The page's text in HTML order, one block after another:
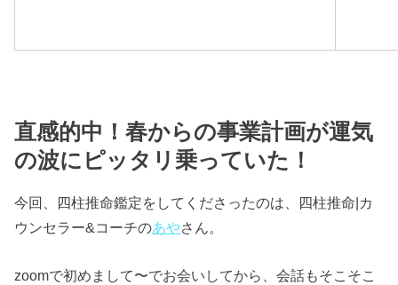
直感的中！春からの事業計画が運気
の波にピッタリ乗っていた！
今回、四柱推命鑑定をしてくださったのは、四柱推命|カ
ウンセラー&コーチのあやさん。
zoomで初めまして〜でお会いしてから、会話もそこそこ